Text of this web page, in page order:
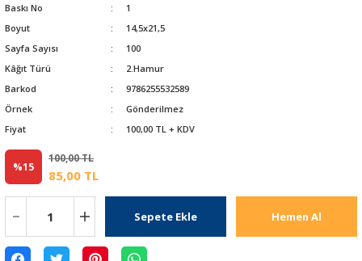
Baskı No
1
Boyut
14,5x21,5
Sayfa Sayısı
100
Kâğıt Türü
2.Hamur
Barkod
9786255532589
Örnek
Gönderilmez
Fiyat
100,00 TL + KDV
%15
100,00 TL
85,00 TL
Sepete Ekle Hemen Al